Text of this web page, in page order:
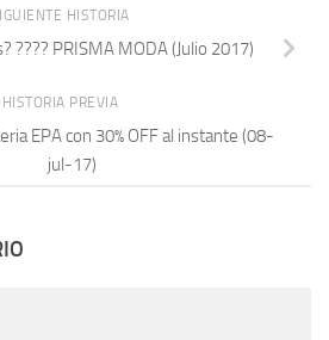
HISTORIA
???? PRISMA MODA (Julio 2017)
HISTORIA PREVIA
EPA con 30% OFF al instante (08-
jul-17)